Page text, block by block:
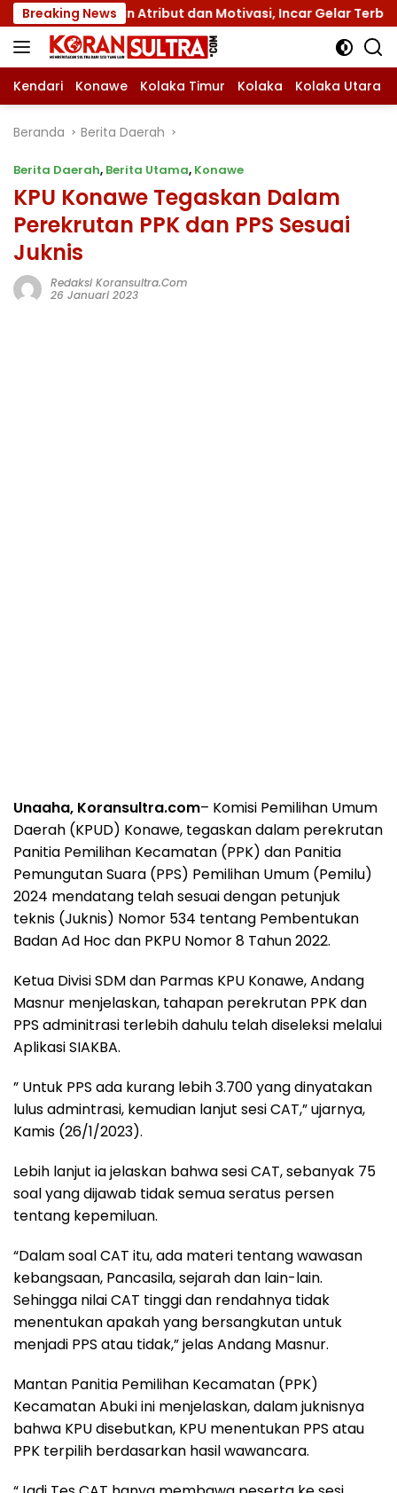
Langsung
ke
konten
Breaking News
XII dengan Atribut dan Motivasi, Incar Gelar Terbaik di
Kendari Konawe Kolaka Timur Kolaka Kolaka Utara
Beranda Berita Daerah
Berita Daerah, Berita Utama, Konawe
KPU Konawe Tegaskan Dalam
Perekrutan PPK dan PPS Sesuai
Juknis
Redaksi Koransultra.com
26 Januari 2023
Unaaha, Koransultra.com– Komisi Pemilihan Umum
Daerah (KPUD) Konawe, tegaskan dalam perekrutan
Panitia Pemilihan Kecamatan (PPK) dan Panitia
Pemungutan Suara (PPS) Pemilihan Umum (Pemilu)
2024 mendatang telah sesuai dengan petunjuk
teknis (Juknis) Nomor 534 tentang Pembentukan
Badan Ad Hoc dan PKPU Nomor 8 Tahun 2022.
Ketua Divisi SDM dan Parmas KPU Konawe, Andang
Masnur menjelaskan, tahapan perekrutan PPK dan
PPS adminitrasi terlebih dahulu telah diseleksi melalui
Aplikasi SIAKBA.
” Untuk PPS ada kurang lebih 3.700 yang dinyatakan
lulus admintrasi, kemudian lanjut sesi CAT,” ujarnya,
Kamis (26/1/2023).
Lebih lanjut ia jelaskan bahwa sesi CAT, sebanyak 75
soal yang dijawab tidak semua seratus persen
tentang kepemiluan.
“Dalam soal CAT itu, ada materi tentang wawasan
kebangsaan, Pancasila, sejarah dan lain-lain.
Sehingga nilai CAT tinggi dan rendahnya tidak
menentukan apakah yang bersangkutan untuk
menjadi PPS atau tidak,” jelas Andang Masnur.
Mantan Panitia Pemilihan Kecamatan (PPK)
Kecamatan Abuki ini menjelaskan, dalam juknisnya
bahwa KPU disebutkan, KPU menentukan PPS atau
PPK terpilih berdasarkan hasil wawancara.